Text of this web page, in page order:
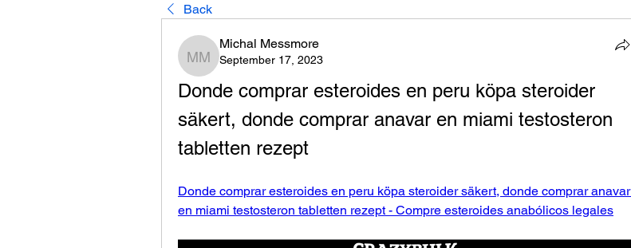
Back
Michal Messmore
Michal Messmore
September 17, 2023
Donde comprar esteroides en peru köpa steroider
säkert, donde comprar anavar en miami testosteron
tabletten rezept
Donde comprar esteroides en peru köpa steroider säkert, donde comprar anavar
en miami testosteron tabletten rezept - Compre esteroides anabólicos legales